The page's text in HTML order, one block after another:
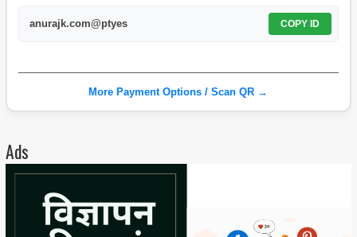
anurajk.com@ptyes COPY ID
More Payment Options / Scan QR →
Ads